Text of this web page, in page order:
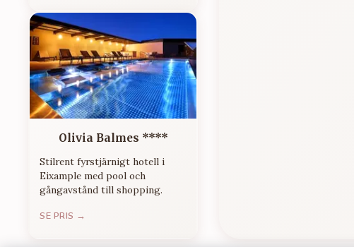
Olivia Balmes ****
Stilrent fyrstjärnigt hotell i
Eixample med pool och
gångavstånd till shopping.
SE PRIS →